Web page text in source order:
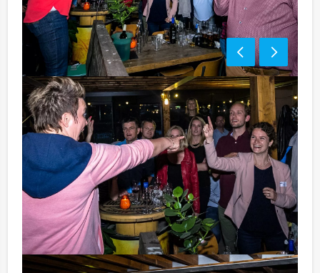
Tip:
Uiteraard is dit gezellige groepsuitje van Holland Tour
Guides uitstekend te combineren met een heerlijke
lunch vooraf of een uitgebreid diner na afloop. U kunt
dit spel ook combineren met andere
spelevenementen. Informeer naar de mogelijkheden!
Komt u niet aan het minimale aantal deelnemers? Als u
bereid bent voor het minimale aantal te betalen, kunt u
ook gewoon voor minder personen boeken!